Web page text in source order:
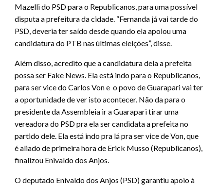
Mazelli do PSD para o Republicanos, para uma possível
disputa a prefeitura da cidade. “Fernanda já vai tarde do
PSD, deveria ter saído desde quando ela apoiou uma
candidatura do PTB nas últimas eleições”, disse.
Além disso, acredito que a candidatura dela a prefeita
possa ser Fake News. Ela está indo para o Republicanos,
para ser vice do Carlos Von e o povo de Guarapari vai ter
a oportunidade de ver isto acontecer. Não da para o
presidente da Assembleia ir a Guarapari tirar uma
vereadora do PSD pra ela ser candidata a prefeita no
partido dele. Ela está indo pra lá pra ser vice de Von, que
é aliado de primeira hora de Erick Musso (Republicanos),
finalizou Enivaldo dos Anjos.
O deputado Enivaldo dos Anjos (PSD) garantiu apoio à